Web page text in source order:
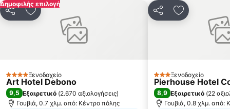
Ζάβια
Κ.Τ.Ε.Λ. Κέρκυρας
Μον Ρεπό
Παλαιοκαστρίτσα
Syri i Kaltër
Ναός Αγίου Σπυρίδωνα
Δημοφιλής επιλογή
ΚοινοποίησηΠροσθήκη στα αγαπημένα
4 ΑστέριαΞενοδοχείο
Art Hotel Debono
9,5 Εξαιρετικό (2.670 αξιολογήσεις)
Γουβιά, 0.7 χλμ. από: Κέντρο πόλης
ΚοινοποίησηΠροσθήκη
3 ΑστέριαΞενοδοχείο
Pierhouse Hotel
8,9 Εξαιρετικό (22
Γουβιά, 0.8 χλμ. από: